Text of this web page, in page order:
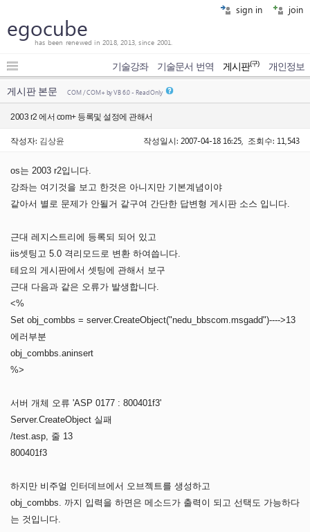
sign in join
egocube
has been renewed in 2018, 2013, since 2001.
기술강좌 기술문서 번역 게시판(구) 개인정보
게시판 본문 COM / COM+ by VB 6.0 - Read Only
2003 r2 에서 com+ 등록및 설정에 관해서
작성자: 김상윤 작성일시: 2007-04-18 16:25, 조회수: 11,543
os는 2003 r2입니다.
강좌는 여기것을 보고 한것은 아니지만 기본계념이야
같아서 별로 문제가 안될거 같구여 간단한 답변형 게시판 소스 입니다.
근대 레지스트리에 등록되 되어 있고
iis셋팅고 5.0 격리모드로 변환 하여씁니다.
테요의 게시판에서 셋팅에 관해서 보구
근대 다음과 같은 오류가 발생합니다.
<%
Set obj_combbs = server.CreateObject("nedu_bbscom.msgadd")---->13
에러부분
obj_combbs.aninsert
%>
서버 개체 오류 'ASP 0177 : 800401f3'
Server.CreateObject 실패
/test.asp, 줄 13
800401f3
하지만 비주얼 인터데브에서 오브젝트를 생성하고
obj_combbs. 까지 입력을 하면은 메소드가 출력이 되고 선택도 가능하다
는 것입니다.